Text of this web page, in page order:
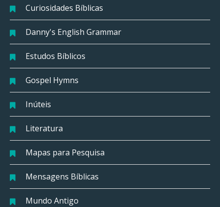
Curiosidades Bíblicas
Danny's English Grammar
Estudos Bíblicos
Gospel Hymns
Inúteis
Literatura
Mapas para Pesquisa
Mensagens Bíblicas
Mundo Antigo